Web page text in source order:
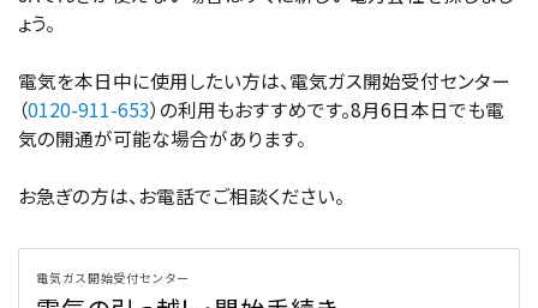
ょう。
電気を本日中に使用したい方は、電気ガス開始受付センター
（0120-911-653）の利用もおすすめです。8月6日本日でも電
気の開通が可能な場合があります。
お急ぎの方は、お電話でご相談ください。
電気ガス開始受付センター